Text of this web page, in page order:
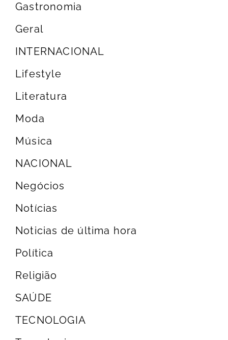
Gastronomia
Geral
INTERNACIONAL
Lifestyle
Literatura
Moda
Música
NACIONAL
Negócios
Notícias
Noticias de última hora
Política
Religião
SAÚDE
TECNOLOGIA